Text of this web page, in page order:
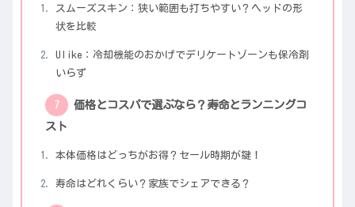
スムーズスキン：狭い範囲も打ちやすい？ヘッドの形
状を比較
Ulike：冷却機能のおかげでデリケートゾーンも保冷剤
いらず
価格とコスパで選ぶなら？寿命とランニングコ
スト
本体価格はどっちがお得？セール時期が鍵！
寿命はどれくらい？家族でシェアできる？